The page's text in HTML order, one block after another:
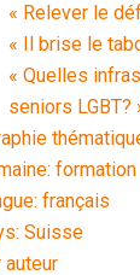
« Relever le
« Il brise le
« Quelles
seniors LGBT?
formation
français
Suisse
auteur